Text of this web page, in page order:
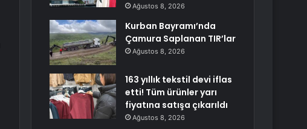
Ağustos 8, 2026
Kurban Bayramı’nda
Çamura Saplanan TIR’lar
Ağustos 8, 2026
163 yıllık tekstil devi iflas
etti! Tüm ürünler yarı
fiyatına satışa çıkarıldı
Ağustos 8, 2026